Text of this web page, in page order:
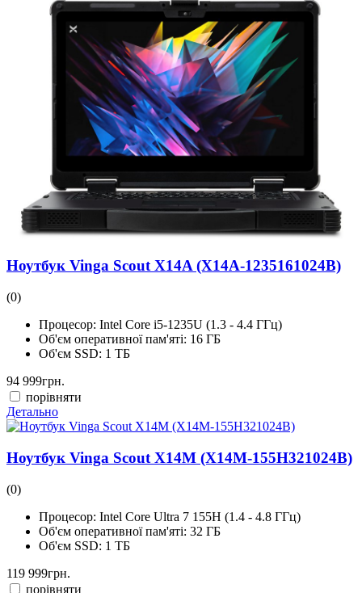
Ноутбук Vinga Scout X14A (X14A-1235161024B)
(0)
Процесор: Intel Core i5-1235U (1.3 - 4.4 ГГц)
Об'єм оперативної пам'яті: 16 ГБ
Об'єм SSD: 1 ТБ
94 999грн.
порівняти
Детально
Ноутбук Vinga Scout X14M (X14M-155H321024B)
(0)
Процесор: Intel Core Ultra 7 155H (1.4 - 4.8 ГГц)
Об'єм оперативної пам'яті: 32 ГБ
Об'єм SSD: 1 ТБ
119 999грн.
порівняти